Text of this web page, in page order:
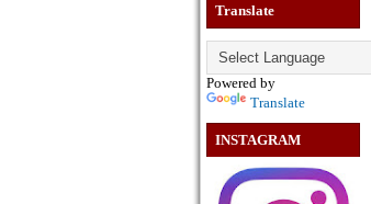
Translate
Powered by
Translate
INSTAGRAM